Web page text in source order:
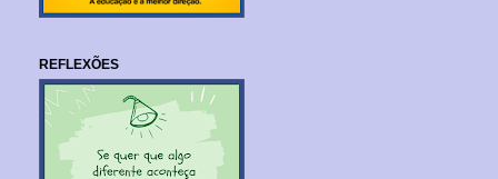
REFLEXÕES